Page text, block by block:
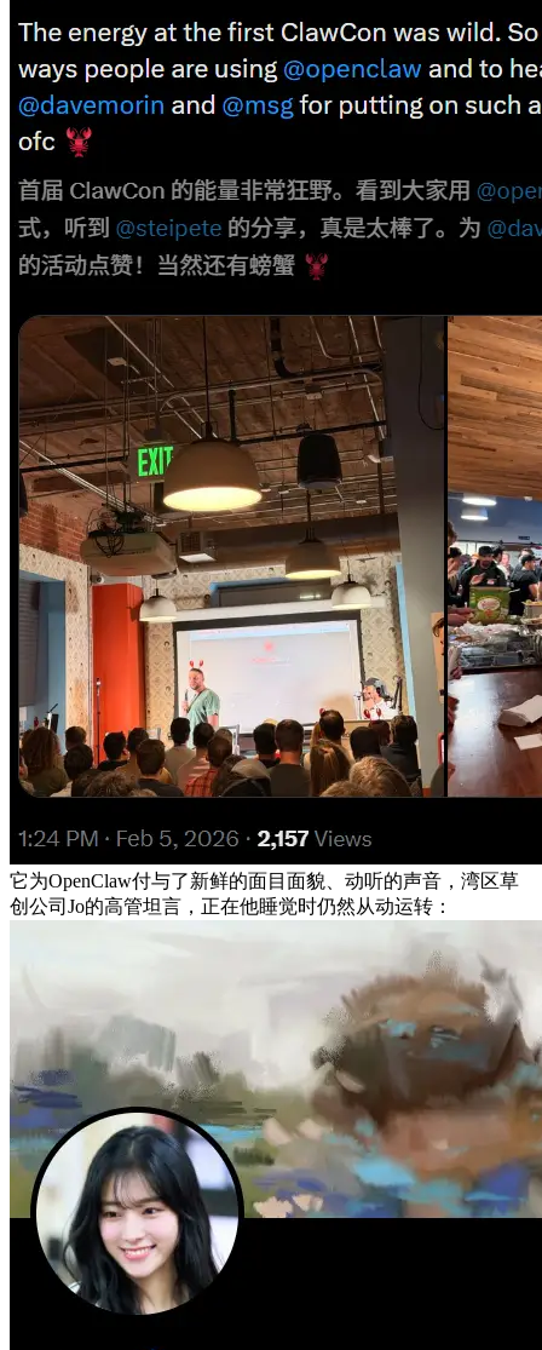
它为OpenClaw付与了新鲜的面目面貌、动听的声音，湾区草
创公司Jo的高管坦言，正在他睡觉时仍然从动运转：